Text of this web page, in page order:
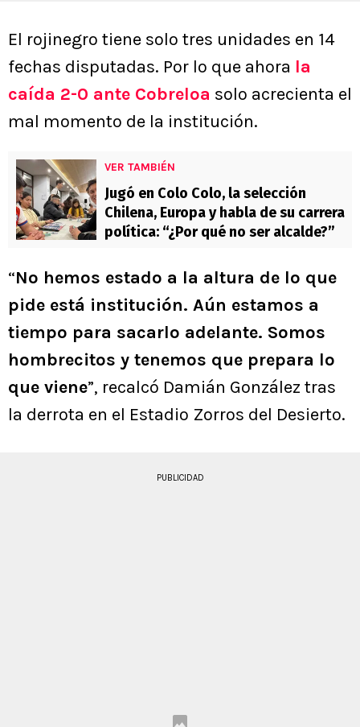
El rojinegro tiene solo tres unidades en 14
fechas disputadas. Por lo que ahora la
caída 2-0 ante Cobreloa solo acrecienta el
mal momento de la institución.
VER TAMBIÉN
Jugó en Colo Colo, la selección
Chilena, Europa y habla de su carrera
política: “¿Por qué no ser alcalde?”
“No hemos estado a la altura de lo que
pide está institución. Aún estamos a
tiempo para sacarlo adelante. Somos
hombrecitos y tenemos que prepara lo
que viene”, recalcó Damián González tras
la derrota en el Estadio Zorros del Desierto.
PUBLICIDAD